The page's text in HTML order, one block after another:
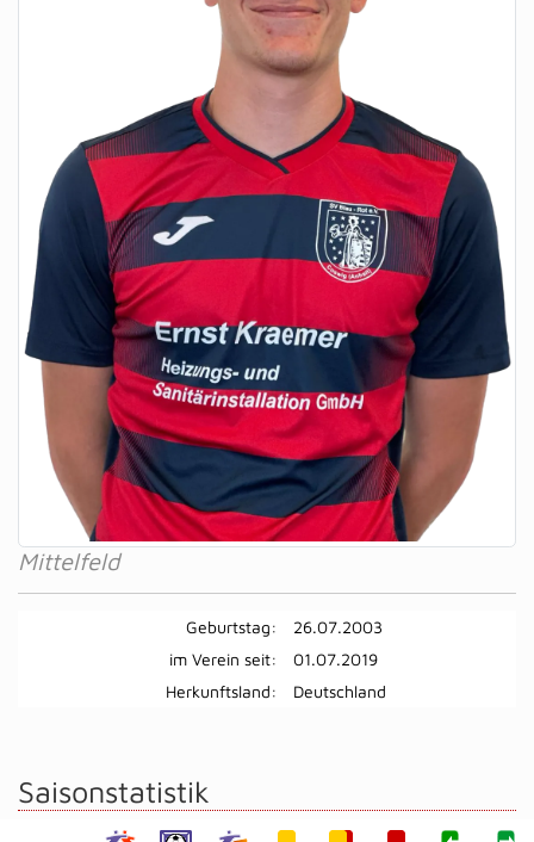
Mittelfeld
Geburtstag:
26.07.2003
im Verein seit:
01.07.2019
Herkunftsland:
Deutschland
Saisonstatistik